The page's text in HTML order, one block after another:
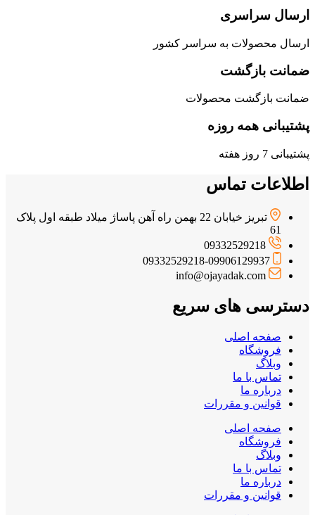
ارسال سراسری
ارسال محصولات به سراسر کشور
ضمانت بازگشت
ضمانت بازگشت محصولات
پشتیبانی همه روزه
پشتیبانی 7 روز هفته
اطلاعات تماس
تبریز خیابان 22 بهمن راه آهن پاساژ میلاد طبقه اول پلاک
61
09332529218
09332529218-09906129937
info@ojayadak.com
دسترسی های سریع
صفحه اصلی
فروشگاه
وبلاگ
تماس با ما
درباره ما
قوانین و مقررات
صفحه اصلی
فروشگاه
وبلاگ
تماس با ما
درباره ما
قوانین و مقررات